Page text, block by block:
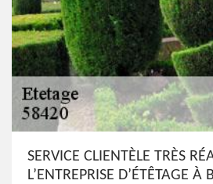
SERVICE CLIENTÈLE TRÈS
L’ENTREPRISE D’ÉTÊTAGE À